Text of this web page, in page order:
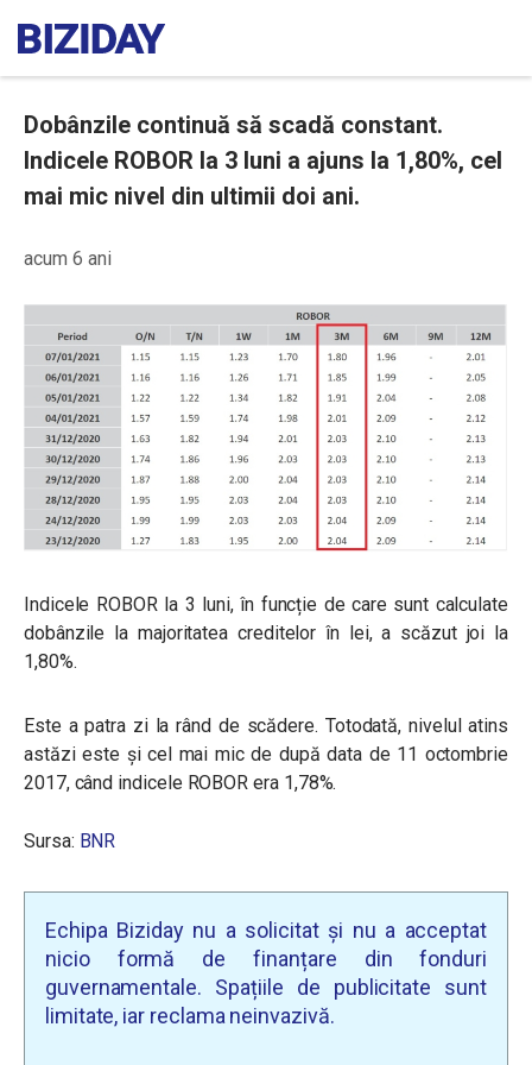
Dobânzile continuă să scadă constant.
Indicele ROBOR la 3 luni a ajuns la 1,80%, cel
mai mic nivel din ultimii doi ani.
acum 6 ani
Indicele ROBOR la 3 luni, în funcție de care sunt calculate
dobânzile la majoritatea creditelor în lei, a scăzut joi la
1,80%.
Este a patra zi la rând de scădere. Totodată, nivelul atins
astăzi este și cel mai mic de după data de 11 octombrie
2017, când indicele ROBOR era 1,78%.
Sursa: BNR
Echipa Biziday nu a solicitat și nu a acceptat
nicio formă de finanțare din fonduri
guvernamentale. Spațiile de publicitate sunt
limitate, iar reclama neinvazivă.